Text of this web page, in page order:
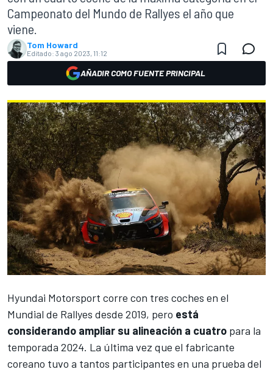
Campeonato del Mundo de Rallyes el año que
viene.
Tom Howard
Editado: 3 ago 2023, 11:12
AÑADIR COMO FUENTE PRINCIPAL
Hyundai Motorsport corre con tres coches en el
Mundial de Rallyes desde 2019, pero está
considerando ampliar su alineación a cuatro para la
temporada 2024. La última vez que el fabricante
coreano tuvo a tantos participantes en una prueba del